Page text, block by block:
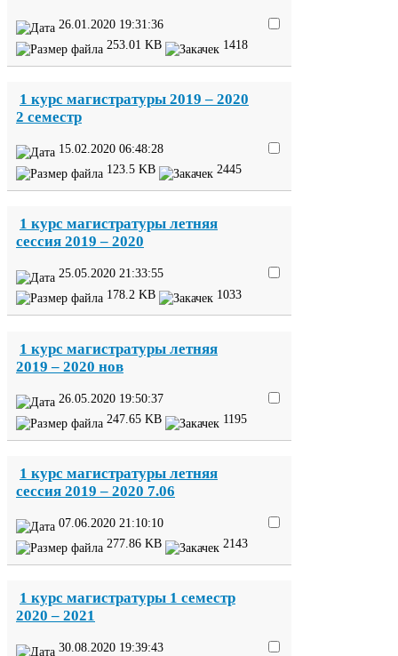
26 01 2020 19:31:36
253 01 KB 1418
1 курс магистратуры 2019 – 2020
2 семестр
15 02 2020 06:48:28
123.5 KB 2445
1 курс магистратуры летняя
сессия 2019 – 2020
25 05 2020 21:33:55
178 2 KB 1033
1 курс магистратуры летняя
2019 – 2020 нов
26 05 2020 19:50:37
247 65 KB 1195
1 курс магистратуры летняя
сессия 2019 – 2020 7.06
07 06 2020 21:10:10
277.86 KB 2143
1 курс магистратуры 1 семестр
2020 – 2021
30 08 2020 19:39:43